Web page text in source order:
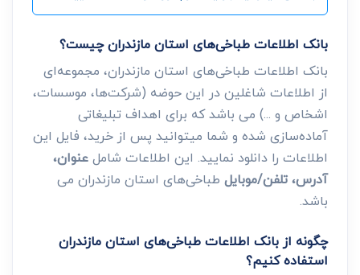
بانک اطلاعات طباخی‌های استان مازندران چیست؟
بانک اطلاعات طباخی‌های استان مازندران، مجموعه‌ای
از اطلاعات شاغلین در این حوضه (شرکت‌ها، موسسات،
اشخاص و ...) می باشد که برای اهداف تبلیغاتی
آماده‌سازی شده و شما میتوانید پس از خرید، فایل این
اطلاعات را دانلود نمایید. این اطلاعات شاملعنوان،
آدرس، تلفن/موبایل طباخی‌های استان مازندران می
باشد.
چگونه از بانک اطلاعات طباخی‌های استان مازندران
استفاده کنیم؟